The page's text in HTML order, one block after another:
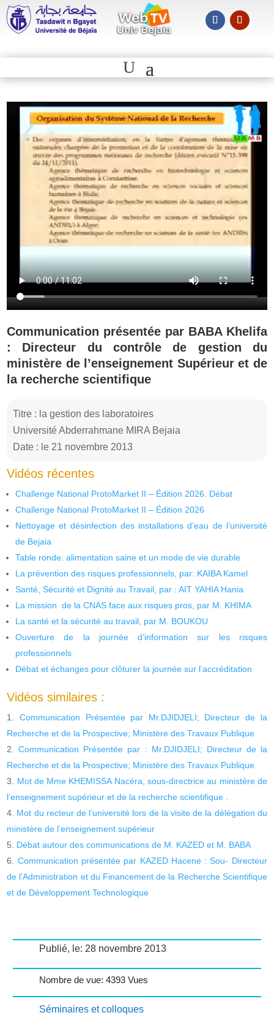
Communication présentée par BABA Khelifa
: Directeur du contrôle de gestion du
ministère de l’enseignement Supérieur et de
la recherche scientifique
Titre : la gestion des laboratoires
Université Abderrahmane MIRA Bejaia
Date : le 21 novembre 2013
Vidéos récentes
Challenge National ProtoMarket II – Édition 2026. Débat
Challenge National ProtoMarket II – Édition 2026
Nettoyage et désinfection des installations d’eau de l’université
de Bejaia
Table ronde: alimentation saine et un mode de vie durable
La prévention des risques professionnels, par: KAIBA Kamel
Santé, Sécurité et Dignité au Travail, par : AIT YAHIA Hania
La mission de la CNAS face aux risques pros, par M. KHIMA
La santé et la sécurité au travail, par M. BOUKOU
Ouverture de la journée d’information sur les risques
professionnels
Débat et échanges pour clôturer la journée sur l’accréditation
Vidéos similaires :
Communication Présentée par Mr.DJIDJELI; Directeur de la
Recherche et de la Prospective; Ministère des Travaux Publique
Communication Présentée par : Mr.DJIDJELI; Directeur de la
Recherche et de la Prospective; Ministère des Travaux Publique
Mot de Mme KHEMISSA Nacéra, sous-directrice au ministère de
l’enseignement supérieur et de la recherche scientifique .
Mot du recteur de l’université lors de la visite de la délégation du
ministère de l’enseignement supérieur
Débat autour des communications de M. KAZED et M. BABA
Communication présentée par KAZED Hacene : Sou- Directeur
de l’Administration et du Financement de la Recherche Scientifique
et de Développement Technologique
Publié, le: 28 novembre 2013
Nombre de vue: 4393 Vues
Séminaires et colloques